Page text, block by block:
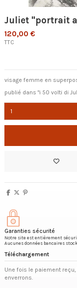
Juliet "portrait
120,00 €
TTC
visage femme en
publié dans "i 50 volti di
Garanties sécurité
Notre site est entièrement
Aucunes données bancaires
Téléchargement
Une fois le paiement
enverrons.